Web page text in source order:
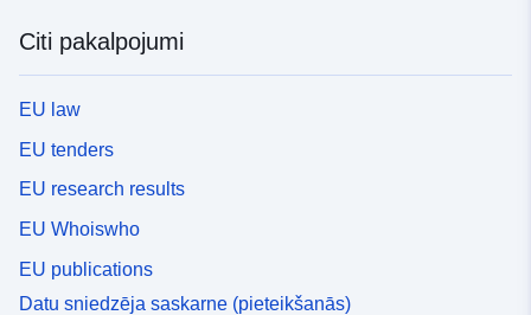
Citi pakalpojumi
EU law
EU tenders
EU research results
EU Whoiswho
EU publications
Datu sniedzēja saskarne (pieteikšanās)